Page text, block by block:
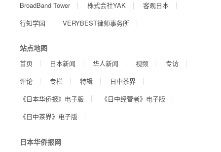
BroadBand Tower
株式会社YAK
客观日本
行知学园
VERYBEST律师事务所
站点地图
首页 日本新闻 华人新闻 视频
专访
评论
专栏 特辑
日中茶界
《日本华侨报》电子版
《日中经营者》电子版
《日中茶界》电子版
日本华侨报网